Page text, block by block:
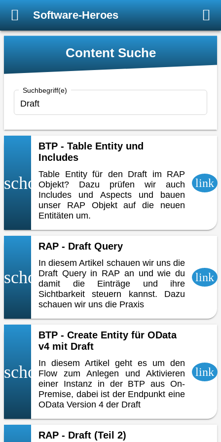
Software-Heroes
Content Suche
Suchbegriff(e)
school
BTP - Table Entity und
Includes
Table Entity für den Draft im RAP
Objekt? Dazu prüfen wir auch
Includes und Aspects und bauen
unser RAP Objekt auf die neuen
Entitäten um.
link
school
RAP - Draft Query
In diesem Artikel schauen wir uns die
Draft Query in RAP an und wie du
damit die Einträge und ihre
Sichtbarkeit steuern kannst. Dazu
schauen wir uns die Praxis
link
school
BTP - Create Entity für OData
v4 mit Draft
In diesem Artikel geht es um den
Flow zum Anlegen und Aktivieren
einer Instanz in der BTP aus On-
Premise, dabei ist der Endpunkt eine
OData Version 4 der Draft
link
RAP - Draft (Teil 2)